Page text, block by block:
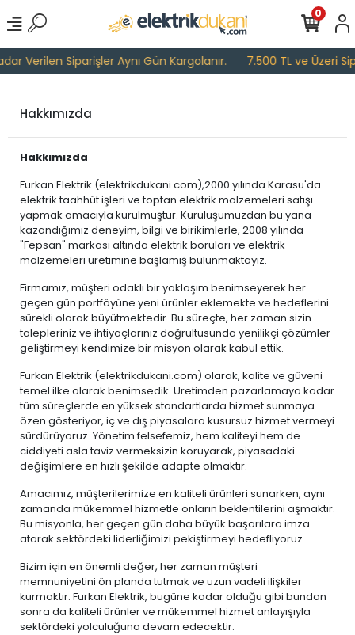
Verilen Siparişler Aynı Gün Kargolanır. 7.500 TL ve Üzeri
0
Hakkımızda
Hakkımızda
Furkan Elektrik (elektrikdukani.com),2000 yılında Karasu'da
elektrik taahhüt işleri ve toptan elektrik malzemeleri satışı
yapmak amacıyla kurulmuştur. Kuruluşumuzdan bu yana
kazandığımız deneyim, bilgi ve birikimlerle, 2008 yılında
"Fepsan" markası altında elektrik boruları ve elektrik
malzemeleri üretimine başlamış bulunmaktayız.
Firmamız, müşteri odaklı bir yaklaşım benimseyerek her
geçen gün portföyüne yeni ürünler eklemekte ve hedeflerini
sürekli olarak büyütmektedir. Bu süreçte, her zaman sizin
talepleriniz ve ihtiyaçlarınız doğrultusunda yenilikçi çözümler
geliştirmeyi kendimize bir misyon olarak kabul ettik.
Furkan Elektrik (elektrikdukani.com) olarak, kalite ve güveni
temel ilke olarak benimsedik. Üretimden pazarlamaya kadar
tüm süreçlerde en yüksek standartlarda hizmet sunmaya
özen gösteriyor, iç ve dış piyasalara kusursuz hizmet vermeyi
sürdürüyoruz. Yönetim felsefemiz, hem kaliteyi hem de
ciddiyeti asla taviz vermeksizin koruyarak, piyasadaki
değişimlere en hızlı şekilde adapte olmaktır.
Amacımız, müşterilerimize en kaliteli ürünleri sunarken, aynı
zamanda mükemmel hizmetle onların beklentilerini aşmaktır.
Bu misyonla, her geçen gün daha büyük başarılara imza
atarak sektördeki liderliğimizi pekiştirmeyi hedefliyoruz.
Bizim için en önemli değer, her zaman müşteri
memnuniyetini ön planda tutmak ve uzun vadeli ilişkiler
kurmaktır. Furkan Elektrik, bugüne kadar olduğu gibi bundan
sonra da kaliteli ürünler ve mükemmel hizmet anlayışıyla
sektördeki yolculuğuna devam edecektir.